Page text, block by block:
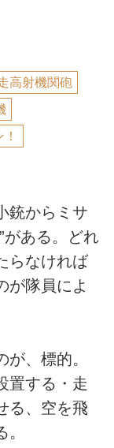
高射機関砲
銃からミサ
がある。どれ
らなければ
が隊員によ
、標的。
置する・走
る、空を飛